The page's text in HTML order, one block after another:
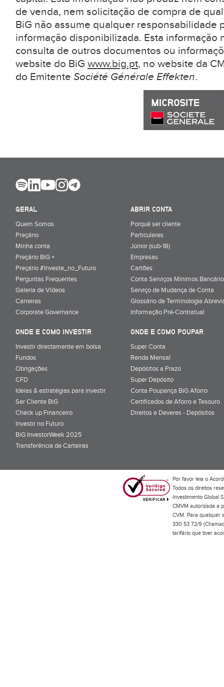
de venda, nem solicitação de compra de
BiG não assume qualquer responsabilidade
informação disponibilizada. Esta informação
consulta de outros documentos ou
website do BiG www.big.pt, no website da
do Emitente Société Générale Effekten.
GERAL
Quem Somos
Preçário
Minha conta
Preçário BiG +
Preçário #Investe_no_Futuro
Perguntas Frequentes
Galeria de Vídeos
Carreiras
Corporate Governance
ABRIR CONTA
Porquê ser cliente
Particulares
Júnior (sub-18)
Empresas
Cartões
Conta Serviços Mínimos
Serviço de Mudança de Conta
Glossário de Terminologia
Informação Pré-Contratual
ONDE E COMO INVESTIR
Investir directamente em bolsa
Fundos
Obrigações
CFD
Ideias & estratégias para investir
Ser Cliente BiG
Check up Financeiro
Investir no Futuro
BiG InvestorWeek 2025;
Transferência de Carteiras;
ONDE E COMO POUPAR
Super Conta
Renda Mensal
Depósitos a Prazo
Super Depósito
Conta Poupança BiG Aforro
Certificados de Aforro e Tesouro
Direitos e Deveres - Depósitos
Por favor leia o
Todos os direitos
Investimento Global
CMVM autorizada a
CVM. Para qualquer
330 53 72/9
tarifário que tiver